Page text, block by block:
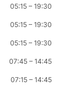
05:15 – 19:30
05:15 – 19:30
05:15 – 19:30
07:45 – 14:45
07:15 – 14:45